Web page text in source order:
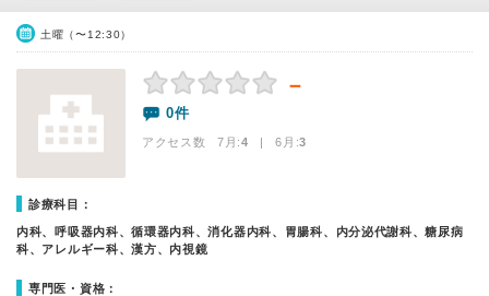
土曜（〜12:30）
－
0件
アクセス数 7月:4 | 6月:3
診療科目：
内科、呼吸器内科、循環器内科、消化器内科、胃腸科、内分泌代謝科、糖尿病
科、アレルギー科、漢方、内視鏡
専門医・資格：